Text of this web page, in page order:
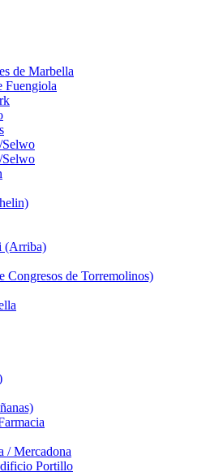
de Marbella
Fuengiola
Selwo
Selwo
(Arriba)
Congresos de Torremolinos)
/ Mercadona
Portillo